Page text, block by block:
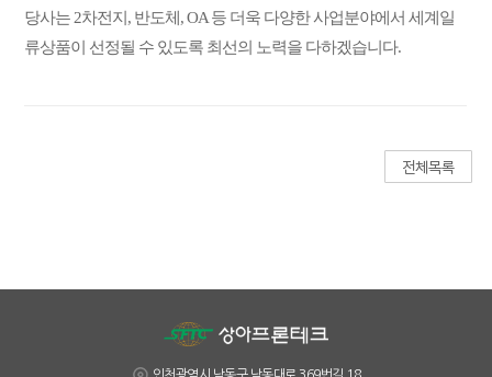
당사는 2차전지, 반도체, OA 등 더욱 다양한 사업분야에서 세계일
류상품이 선정될 수 있도록 최선의 노력을 다하겠습니다.